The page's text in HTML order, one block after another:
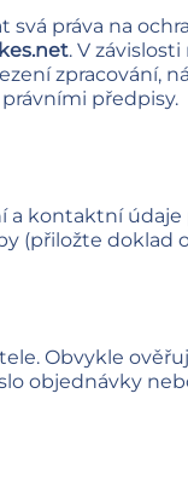
práva na
. V
předpisy.
a kontaktní údaje
(přiložte doklad
Obvykle
objednávky